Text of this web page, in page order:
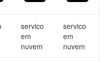
B
data
retent
B data
retenti
on
servico
em
nuvem
servico
em
nuvem